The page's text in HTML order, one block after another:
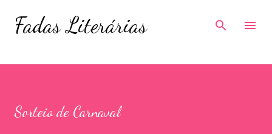
Pular para o conteúdo principal
Fadas Literárias
Sorteio de Carnaval